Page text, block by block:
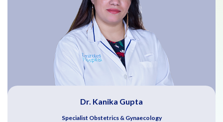
Dr. Kanika Gupta
Specialist Obstetrics & Gynaecology